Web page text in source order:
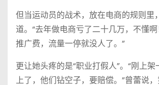
但当运动员的战术，放在电商的规则里
道。“去年做电商亏了二十几万，不懂
推广费，流量一停就没人了。”
更让她头疼的是“职业打假人”。“刚上
上了，他们钻空子，要赔偿。”曾蕾说